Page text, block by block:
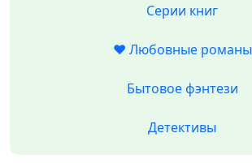
Серии книг
❤️ Любовные романы
Бытовое фэнтези
Детективы